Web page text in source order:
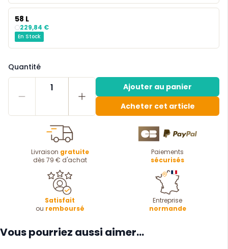
58 L
229,84 €
En Stock
Quantité
1
Ajouter au panier
Acheter cet article
Livraison gratuite
dès 79 € d'achat
Paiements
sécurisés
Satisfait
ou remboursé
Entreprise
normande
Vous pourriez aussi aimer...